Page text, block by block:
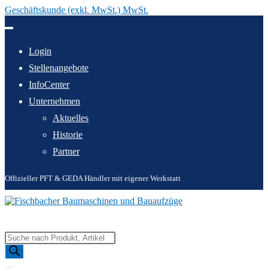
Geschäftskunde (exkl. MwSt.) MwSt.
Inhalt
Login
Stellenangebote
InfoCenter
Unternehmen
Aktuelles
Historie
Partner
Offizieller PFT & GEDA Händler mit eigener Werkstatt
Products
search